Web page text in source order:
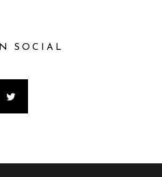
SOCIAL